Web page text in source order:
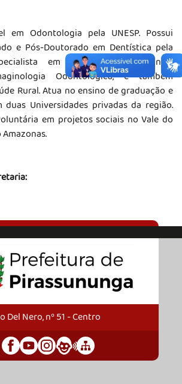
em Odontologia pela UNESP. Possui
e Pós-Doutorado em Dentística pela
em Dentística, Endodontia,
Odontológica, e também
Rural. Atua no ensino de graduação e
duas Universidades privadas da região.
em projetos sociais no Vale do
Del Nero, nº 51 - Centro